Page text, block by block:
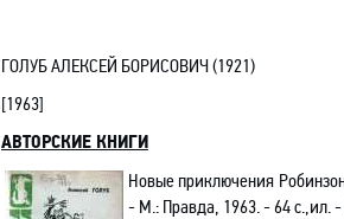
ГОЛУБ АЛЕКСЕЙ БОРИСОВИЧ (1921)
[1963]
АВТОРСКИЕ КНИГИ
Новые приключения
- М.: Правда, 1963. - 64 с.,ил.